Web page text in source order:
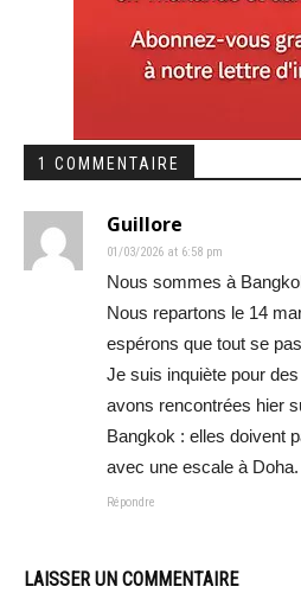
1 COMMENTAIRE
Guillore
01/03/2026 at 6:58 pm
Nous sommes à
Nous repartons le 14
espérons que tout se
Je suis inquiète pour
avons rencontrées hier
Bangkok : elles doivent
avec une escale à Doha.
Répondre
LAISSER UN COMMENTAIRE